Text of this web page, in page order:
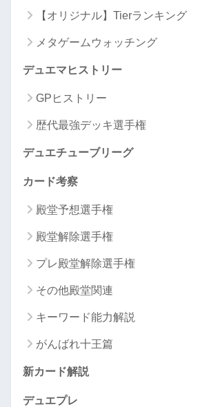
【オリジナル】Tierランキング
メタゲームウォッチング
デュエマヒストリー
GPヒストリー
歴代最強デッキ選手権
デュエチューブリーグ
カード考察
殿堂予想選手権
殿堂解除選手権
プレ殿堂解除選手権
その他殿堂関連
キーワード能力解説
がんばれ十王篇
新カード解説
デュエプレ